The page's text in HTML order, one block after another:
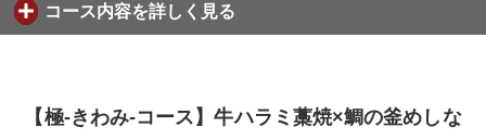
コース内容を詳しく見る
【極-きわみ-コース】牛ハラミ藁焼×鯛の釜めしな